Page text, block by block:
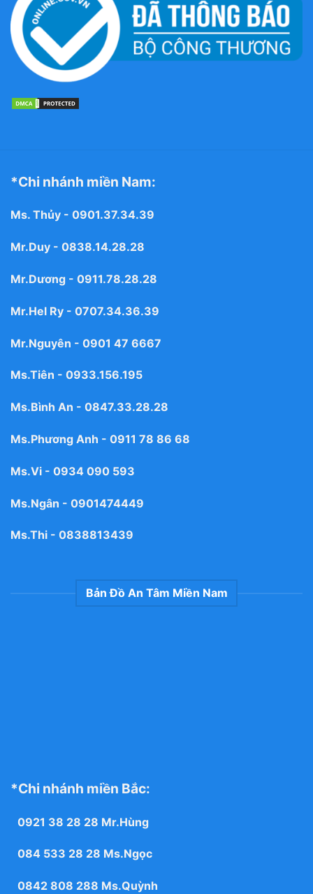
*Chi nhánh miền Nam:
Ms. Thủy - 0901.37.34.39
Mr.Duy - 0838.14.28.28
Mr.Dương - 0911.78.28.28
Mr.Hel Ry - 0707.34.36.39
Mr.Nguyên - 0901 47 6667
Ms.Tiên - 0933.156.195
Ms.Bình An - 0847.33.28.28
Ms.Phương Anh - 0911 78 86 68
Ms.Vi - 0934 090 593
Ms.Ngân - 0901474449
Ms.Thi - 0838813439
Bản Đồ An Tâm Miền Nam
*Chi nhánh miền Bắc:
0921 38 28 28 Mr.Hùng
084 533 28 28 Ms.Ngọc
0842 808 288 Ms.Quỳnh